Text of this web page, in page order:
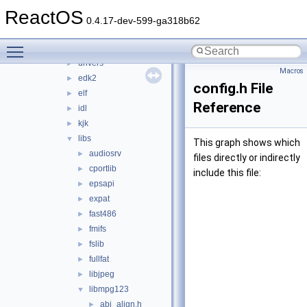
ReactOS 0.4.17-dev-599-ga318b62
► arm
► drivers
► edk2
► elf
► idl
► kjk
▼ libs
► audiosrv
► cportlib
► epsapi
► expat
► fast486
► fmifs
► fslib
► fullfat
► libjpeg
▼ libmpg123
► abi_align.h
Macros
config.h File
Reference
This graph shows which
files directly or indirectly
include this file: